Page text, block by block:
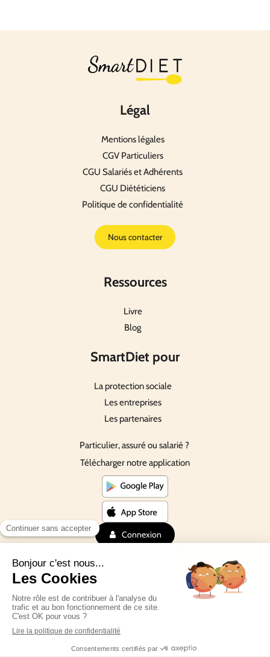
Légal
Mentions légales
CGV Particuliers
CGU Salariés et Adhérents
CGU Diététiciens
Politique de confidentialité
Nous contacter
Ressources
Livre
Blog
SmartDiet pour
La protection sociale
Les entreprises
Les partenaires
Particulier, assuré ou salarié ?
Télécharger notre application
Connexion
©Depuis 2016 SmartDiet
Création et référencement du site par Simplébo